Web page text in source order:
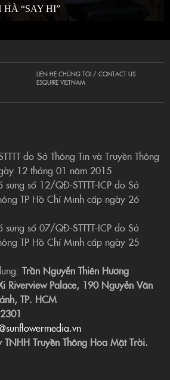
HÀ “SAY HI”
LIÊN HỆ CHÚNG TÔI / CONTACT US
ESQUIRE VIETNAM
do Sở Thông Tin và Truyền Thông
12 tháng 01 năm 2015
số 12/QĐ-STTTT-ICP do Sở
TP Hồ Chí Minh cấp ngày 26
số 07/QĐ-STTTT-ICP do Sở
TP Hồ Chí Minh cấp ngày 25
Trần Nguyễn Thiên Hương
Riverview Palace, 190 Nguyễn Văn
TP. HCM
TNHH Truyền Thông Hoa Mặt Trời.